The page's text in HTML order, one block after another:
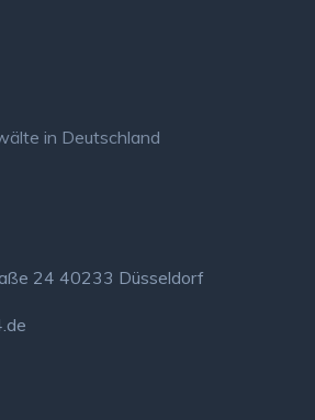
in Deutschland
24 40233 Düsseldorf